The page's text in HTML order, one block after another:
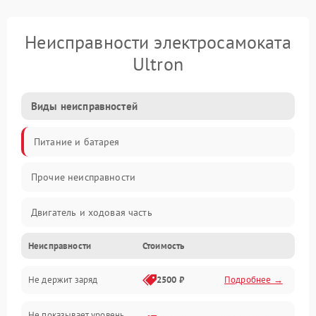
Неисправности электросамоката
Ultron
Виды неисправностей
Питание и батарея
Прочие неисправности
Двигатель и ходовая часть
Тормоза и безопасность
Подвеска и колеса
Неисправности Стоимость
Не держит заряд 2500 ₽ Подробнее →